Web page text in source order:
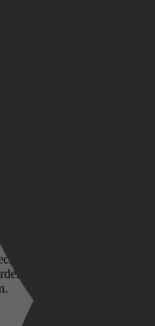
tegen haar eigen
probeert te